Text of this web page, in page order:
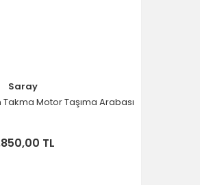
Saray
Motor Taşıma Arabası
TL